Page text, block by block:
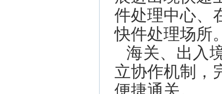
件处理中心、
快件处理场所
海关、出入
立协作机制，